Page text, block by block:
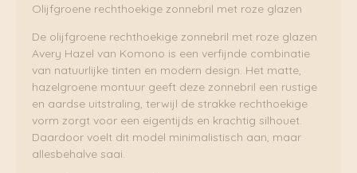
Olijfgroene rechthoekige zonnebril met roze glazen
De olijfgroene rechthoekige zonnebril met roze glazen
Avery Hazel van Komono is een verfijnde combinatie
van natuurlijke tinten en modern design. Het matte,
hazelgroene montuur geeft deze zonnebril een rustige
en aardse uitstraling, terwijl de strakke rechthoekige
vorm zorgt voor een eigentijds en krachtig silhouet.
Daardoor voelt dit model minimalistisch aan, maar
allesbehalve saai.